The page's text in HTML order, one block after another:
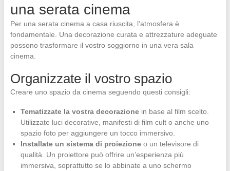
una serata cinema
Per una serata cinema a casa riuscita, l’atmosfera è
fondamentale. Una decorazione curata e attrezzature adeguate
possono trasformare il vostro soggiorno in una vera sala
cinema.
Organizzate il vostro spazio
Creare uno spazio da cinema seguendo questi consigli:
Tematizzate la vostra decorazionein base al film scelto.
Utilizzate luci decorative, manifesti di film cult o anche uno
spazio foto per aggiungere un tocco immersivo.
Installate un sistema di proiezioneo un televisore di
qualità. Un proiettore può offrire un’esperienza più
immersiva, soprattutto se lo abbinate a uno schermo